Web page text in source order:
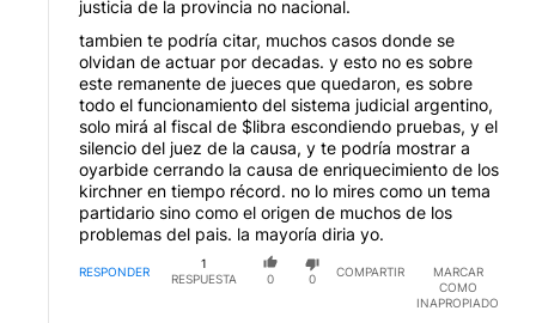
justicia de la provincia no nacional.
tambien te podría citar, muchos casos donde se
olvidan de actuar por decadas. y esto no es sobre
este remanente de jueces que quedaron, es sobre
todo el funcionamiento del sistema judicial argentino,
solo mirá al fiscal de $libra escondiendo pruebas, y el
silencio del juez de la causa, y te podría mostrar a
oyarbide cerrando la causa de enriquecimiento de los
kirchner en tiempo récord. no lo mires como un tema
partidario sino como el origen de muchos de los
problemas del pais. la mayoría diria yo.
RESPONDER
1
RESPUESTA
0 0
COMPARTIR
MARCAR
COMO
INAPROPIADO